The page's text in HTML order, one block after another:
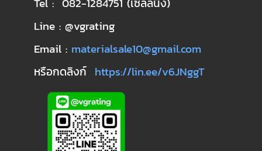
Line : @vgrating
Email : materialsale10@gmail.com
หรือกดลิงก์ https://lin.ee/v6JNggT